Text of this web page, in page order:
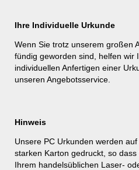
Ihre Individuelle Urkunde
Wenn Sie trotz unserem großen
fündig geworden sind, helfen wir
individuellen Anfertigen einer
unseren Angebotsservice
Hinweis
Unsere PC Urkunden werden
starken Karton gedruckt, so
Ihrem handelsüblichen Laser-